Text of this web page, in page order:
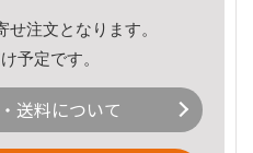
注文となります。
予定です。
送料について